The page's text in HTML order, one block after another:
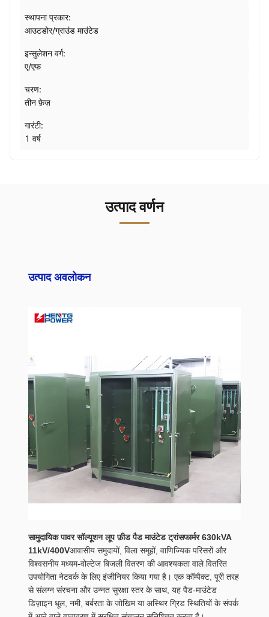
स्थापना प्रकार:
आउटडोर/ग्राउंड माउंटेड
इन्सुलेशन वर्ग:
ए/एफ
चरण:
तीन फ़ेज़
गारंटी:
1 वर्ष
उत्पाद वर्णन
उत्पाद अवलोकन
सामुदायिक पावर सॉल्यूशन लूप फ़ीड पैड माउंटेड ट्रांसफार्मर 630kVA
11kV/400Vआवासीय समुदायों, विला समूहों, वाणिज्यिक परिसरों और
विश्वसनीय मध्यम-वोल्टेज बिजली वितरण की आवश्यकता वाले वितरित
उपयोगिता नेटवर्क के लिए इंजीनियर किया गया है। एक कॉम्पैक्ट, पूरी तरह
से संलग्न संरचना और उन्नत सुरक्षा स्तर के साथ, यह पैड-माउंटेड
डिज़ाइन धूल, नमी, बर्बरता के जोखिम या अस्थिर ग्रिड स्थितियों के संपर्क